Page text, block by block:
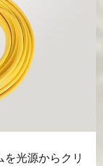
光源からクリ